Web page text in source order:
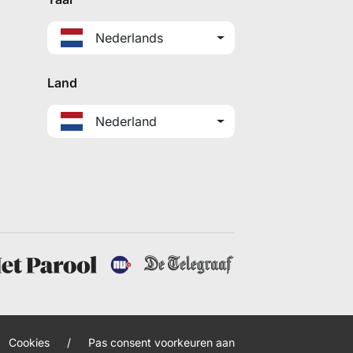
Nederlands
Land
Nederland
Cookies / Pas consent voorkeuren aan